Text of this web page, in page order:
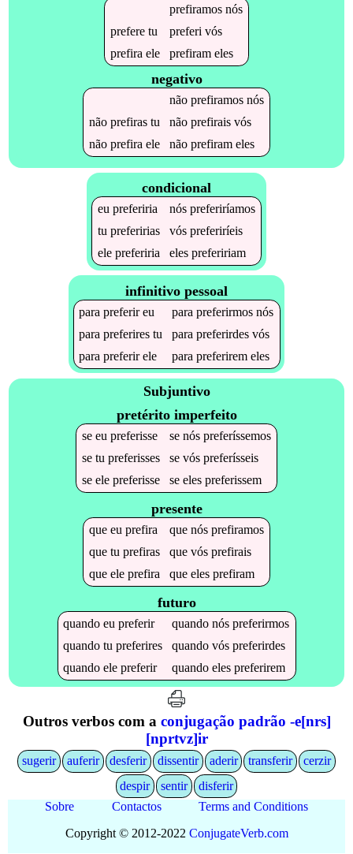
prefiramosnós
preferetu preferi vós
prefira ele prefirameles
negativo
não prefiramosnós
não prefirastu não prefiraisvós
não prefira ele não prefirameles
condicional
eu preferiria nós preferiríamos
tu preferirias vós preferiríeis
ele preferiria eles prefeririam
infinitivo pessoal
parapreferireu parapreferirmos nós
parapreferires tu parapreferirdes vós
parapreferirele parapreferirem eles
Subjuntivo
pretérito imperfeito
se eu preferisse se nós preferíssemos
se tu preferisses se vós preferísseis
se ele preferisse se eles preferissem
presente
que eu prefira que nós prefiramos
que tu prefiras que vós prefirais
que ele prefira que eles prefiram
futuro
quandoeupreferir quandonóspreferirmos
quandotupreferires quandovóspreferirdes
quandoelepreferir quandoelespreferirem
Outros verbos com a conjugação padrão -e[nrs]
[nprtvz]ir
sugerir auferir desferir dissentir aderir transferir
cerzir
despir
sentir
disferir
Sobre
Contactos
Terms and Conditions
Copyright © 2012-2022 ConjugateVerb.com